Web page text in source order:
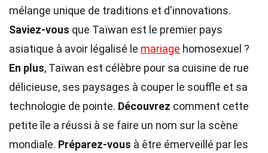
mélange unique de traditions et d'innovations.
Saviez-vous que Taïwan est le premier pays
asiatique à avoir légalisé le mariage homosexuel ?
En plus, Taïwan est célèbre pour sa cuisine de rue
délicieuse, ses paysages à couper le souffle et sa
technologie de pointe. Découvrez comment cette
petite île a réussi à se faire un nom sur la scène
mondiale. Préparez-vous à être émerveillé par les